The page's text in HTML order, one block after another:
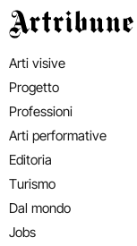
Artribune
Arti visive
Progetto
Professioni
Arti performative
Editoria
Turismo
Dal mondo
Jobs